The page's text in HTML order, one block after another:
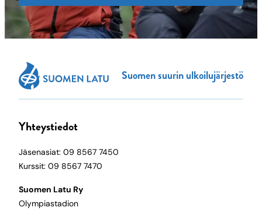
Suomen suurin ulkoilujärjestö
Yhteystiedot
Jäsenasiat: 09 8567 7450
Kurssit: 09 8567 7470
Suomen Latu Ry
Olympiastadion